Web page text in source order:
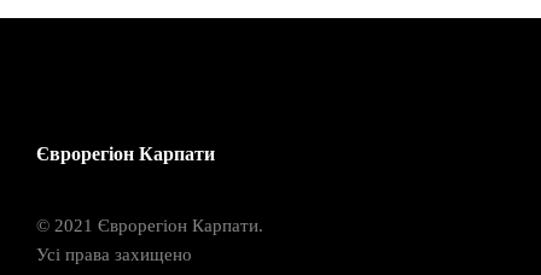
Єврорегіон Карпати
© 2021 Єврорегіон Карпати.
Усі права захищено